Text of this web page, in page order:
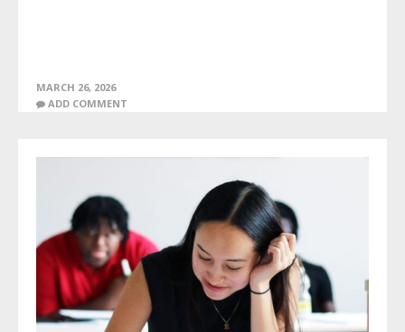
MARCH 26, 2026
ADD COMMENT